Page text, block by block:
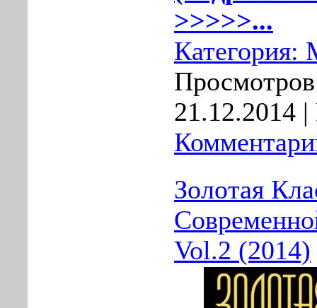
>>>>>...
Категория:
21.12.2014 |
Золотая
Vol.2 (2014)